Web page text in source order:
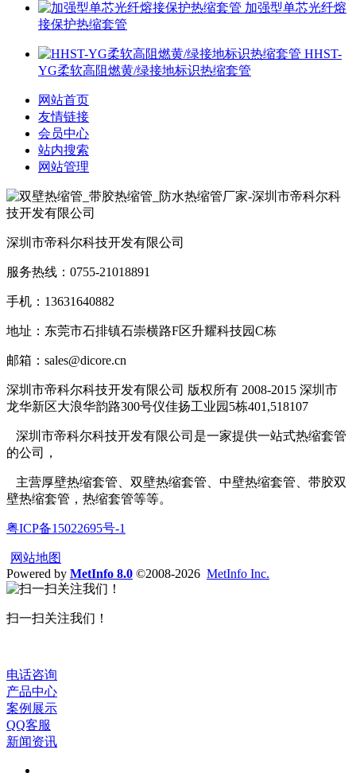
加强型单芯光纤熔
接保护热缩套管
HHST-
YG柔软高阻燃黄/绿接地标识热缩套管
网站首页
友情链接
会员中心
站内搜索
网站管理
深圳市帝科尔科技开发有限公司
服务热线：0755-21018891
手机：13631640882
地址：东莞市石排镇石崇横路F区升耀科技园C栋
邮箱：sales@dicore.cn
深圳市帝科尔科技开发有限公司 版权所有 2008-2015 深圳市
龙华新区大浪华韵路300号仪佳扬工业园5栋401,518107
深圳市帝科尔科技开发有限公司是一家提供一站式热缩套管
的公司，
主营厚壁热缩套管、双壁热缩套管、中壁热缩套管、带胶双
壁热缩套管，热缩套管等等。
粤ICP备15022695号-1
网站地图
Powered by MetInfo 8.0 ©2008-2026 MetInfo Inc.
扫一扫关注我们！
电话咨询
产品中心
案例展示
QQ客服
新闻资讯